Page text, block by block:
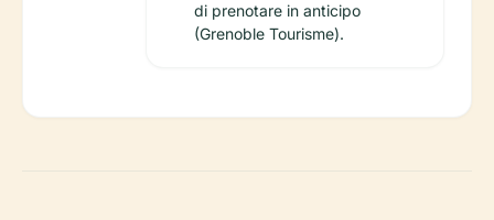
di prenotare in anticipo
(Grenoble Tourisme).